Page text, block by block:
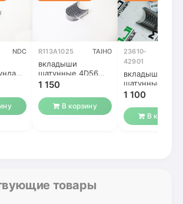
NDC
/
R113A1025 TAIHO
вкладыши
шатунные 4D56
(0,25)
1 150
В корзину
23610-
42901
вкладыши
шатунные 4D56
(0,25)
1 100
В корзину
товары